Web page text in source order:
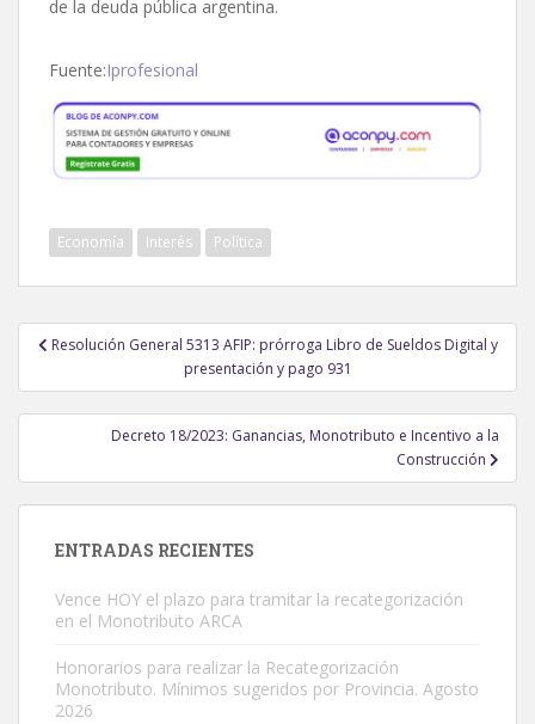
de la deuda pública argentina.
Fuente:Iprofesional
Economía Interés Política
Navegación
entradas
Resolución General 5313 AFIP: prórroga Libro de Sueldos Digital y
presentación y pago 931
Decreto 18/2023: Ganancias, Monotributo e Incentivo a la
Construcción
ENTRADAS RECIENTES
Vence HOY el plazo para tramitar la recategorización
en el Monotributo ARCA
Honorarios para realizar la Recategorización
Monotributo. Mínimos sugeridos por Provincia. Agosto
2026